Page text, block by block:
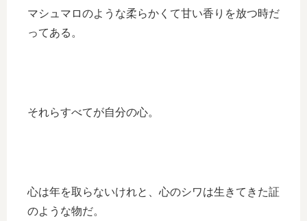
マシュマロのような柔らかくて甘い香りを放つ時だ
ってある。
それらすべてが自分の心。
心は年を取らないけれと、心のシワは生きてきた証
のような物だ。